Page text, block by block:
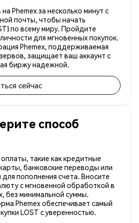
Phemex за несколько минут с
почты, чтобы начать
по всему миру. Пройдите
для мгновенных покупок.
Phemex, поддерживаемая
защищает ваш аккаунт с
биржу надежной.
сейчас
способ
такие как кредитные
банковские переводы или
пополнения счета. Вносите
с мгновенной обработкой в
без минимальной суммы.
Phemex обеспечивает самый
LOST с уверенностью.